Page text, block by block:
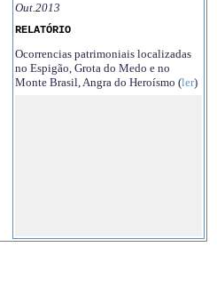
Out.2013
RELATÓRIO
Ocorrencias patrimoniais localizadas
no Espigão, Grota do Medo e no
Monte Brasil, Angra do Heroísmo (ler)